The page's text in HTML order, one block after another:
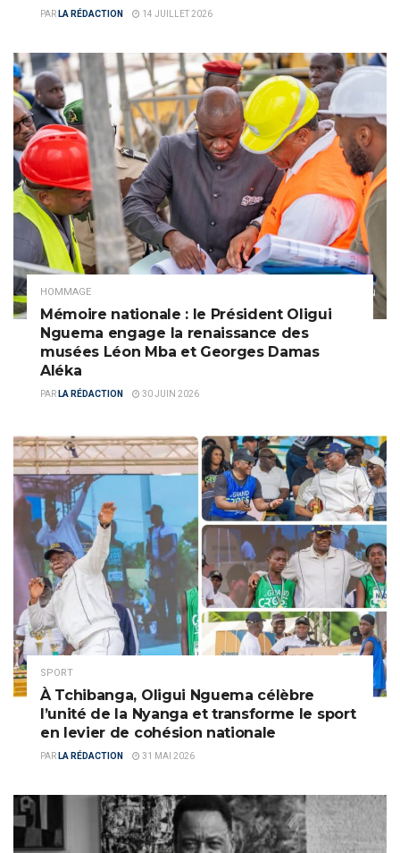
PAR LA RÉDACTION 14 JUILLET 2026
HOMMAGE
Mémoire nationale : le Président Oligui
Nguema engage la renaissance des
musées Léon Mba et Georges Damas
Aléka
PAR LA RÉDACTION 30 JUIN 2026
SPORT
À Tchibanga, Oligui Nguema célèbre
l’unité de la Nyanga et transforme le sport
en levier de cohésion nationale
PAR LA RÉDACTION 31 MAI 2026